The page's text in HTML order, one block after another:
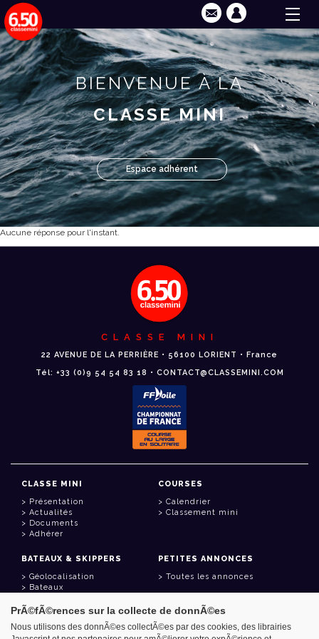
BIENVENUE À LA
CLASSE MINI
Espace adhérent
Aucune réponse pour l'instant.
CLASSE MINI
22 AVENUE DE LA PERRIÈRE • 56100 LORIENT • France
Tél: +33 (0)9 54 54 83 18 • CONTACT@CLASSEMINI.COM
CLASSE MINI
Présentation
Actualités
Documents
Adhérer
COURSES
Calendrier
Classement mini
BATEAUX & SKIPPERS
Géolocalisation
Bateaux
PETITES ANNONCES
Toutes les annonces
LIENS UTILES
PrÃ©fÃ©rences sur la collecte de donnÃ©es
Nous utilisons des donnÃ©es collectÃ©es par des cookies, des librairies